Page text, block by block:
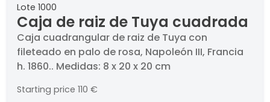
Lote 1000
Caja de raiz de Tuya cuadrada
Caja cuadrangular de raiz de Tuya con
fileteado en palo de rosa, Napoleón III, Francia
h. 1860.. Medidas: 8 x 20 x 20 cm
Starting price 110 €